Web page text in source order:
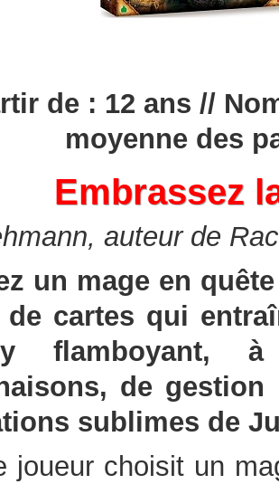
de : 12 ans //
moyenne des
Embrassez
auteur de
un mage en
cartes qui
flamboyant,
de
sublimes de
joueur choisit un